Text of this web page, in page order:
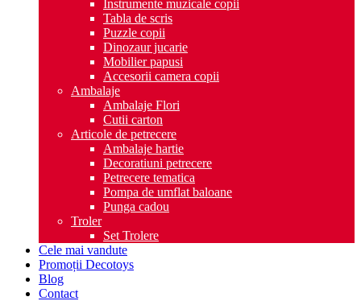
Instrumente muzicale copii
Tabla de scris
Puzzle copii
Dinozaur jucarie
Mobilier papusi
Accesorii camera copii
Ambalaje
Ambalaje Flori
Cutii carton
Articole de petrecere
Ambalaje hartie
Decoratiuni petrecere
Petrecere tematica
Pompa de umflat baloane
Punga cadou
Troler
Set Trolere
Cele mai vandute
Promoții Decotoys
Blog
Contact